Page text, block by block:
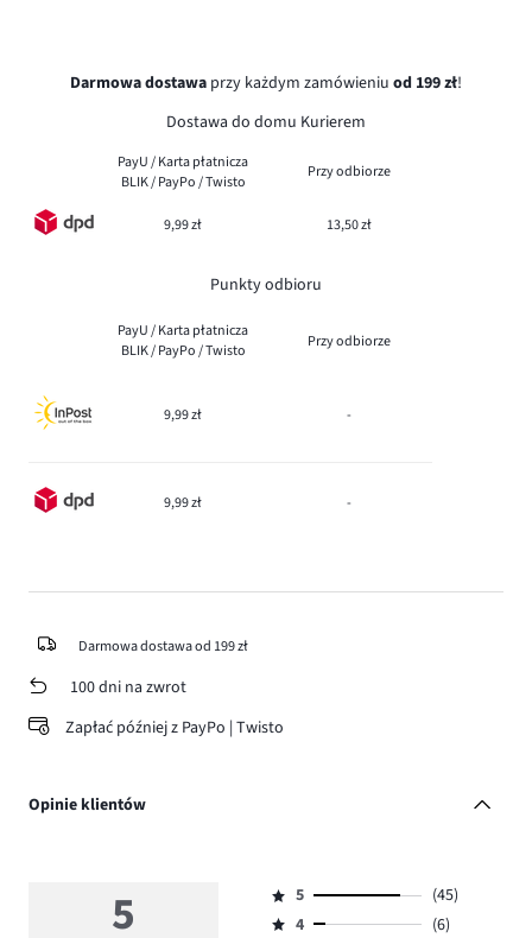
Darmowa dostawa przy każdym zamówieniu od 199 zł!
Dostawa do domu Kurierem
PayU / Karta płatnicza
BLIK / PayPo / Twisto
Przy odbiorze
9,99 zł 13,50 zł
Punkty odbioru
PayU / Karta płatnicza
BLIK / PayPo / Twisto
Przy odbiorze
9,99 zł -
9,99 zł -
Darmowa dostawa od 199 zł
100 dni na zwrot
Zapłać później z PayPo | Twisto
Opinie klientów
5
Ocena
5,
5
(45)
4 (6)